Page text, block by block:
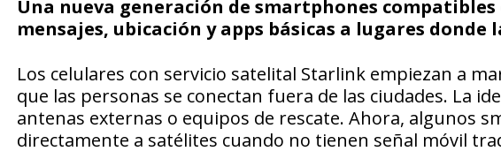
Una nueva generación de smartphones
mensajes, ubicación y apps básicas a lugares
Los celulares con servicio satelital Starlink empiezan a
que las personas se conectan fuera de las ciudades. La
antenas externas o equipos de rescate. Ahora, algunos
directamente a satélites cuando no tienen señal móvil